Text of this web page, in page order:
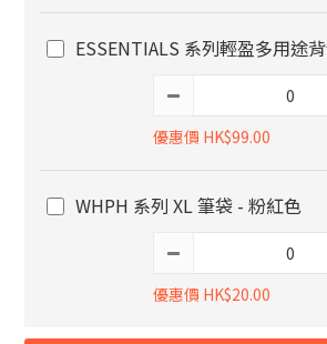
ESSENTIALS 系列輕盈多用途
優惠價 HK$99.00
WHPH 系列 XL 筆袋 - 粉紅色
優惠價 HK$20.00